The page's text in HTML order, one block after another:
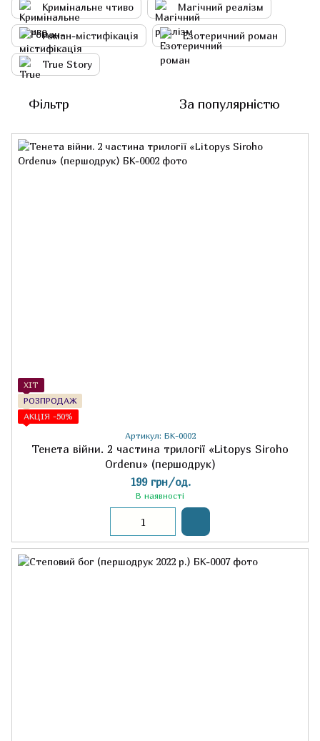
Кримінальне чтиво Магічний реалізм
Роман-містифікація Езотеричний роман
True Story
Фільтр За популярністю
ХІТ
РОЗПРОДАЖ
АКЦІЯ -50%
Артикул: БК-0002
Тенета війни. 2 частина трилогії «Litopys Siroho
Ordenu» (першодрук)
199 грн/од.
В наявності